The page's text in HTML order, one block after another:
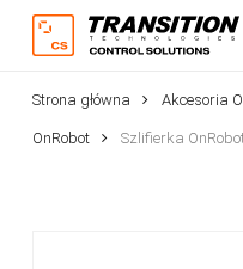
Skip
contentStrona główna Akcesoria
OnRobot Szlifierka